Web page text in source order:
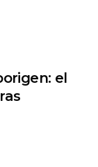
el